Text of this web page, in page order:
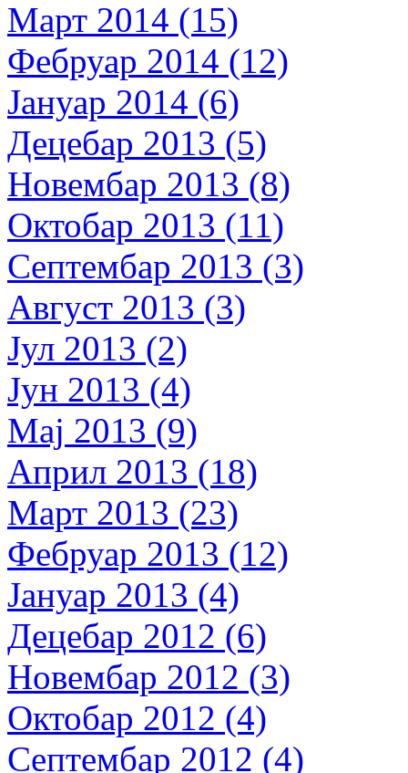
Март 2014 (15)
Фебруар 2014 (12)
Јануар 2014 (6)
Децебар 2013 (5)
Новембар 2013 (8)
Октобар 2013 (11)
Септембар 2013 (3)
Август 2013 (3)
Јул 2013 (2)
Јун 2013 (4)
Мај 2013 (9)
Април 2013 (18)
Март 2013 (23)
Фебруар 2013 (12)
Јануар 2013 (4)
Децебар 2012 (6)
Новембар 2012 (3)
Октобар 2012 (4)
Септембар 2012 (4)